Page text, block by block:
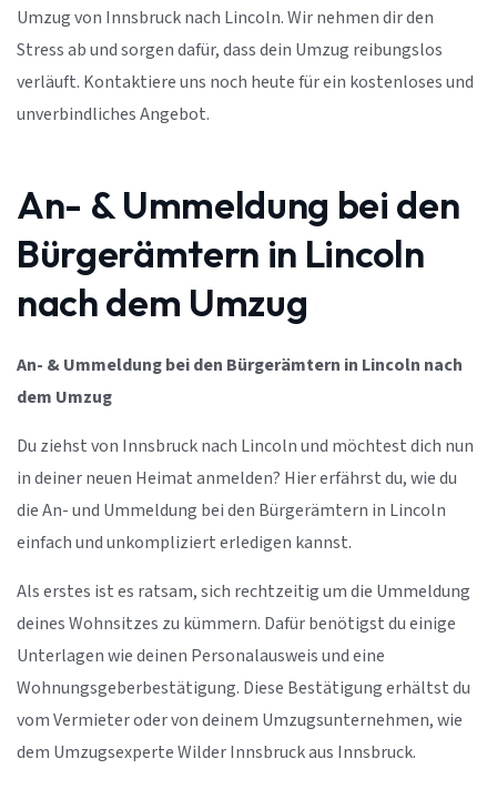
Umzug von Innsbruck nach Lincoln. Wir nehmen dir den
Stress ab und sorgen dafür, dass dein Umzug reibungslos
verläuft. Kontaktiere uns noch heute für ein kostenloses und
unverbindliches Angebot.
An- & Ummeldung bei den
Bürgerämtern in Lincoln
nach dem Umzug
An- & Ummeldung bei den Bürgerämtern in Lincoln nach
dem Umzug
Du ziehst von Innsbruck nach Lincoln und möchtest dich nun
in deiner neuen Heimat anmelden? Hier erfährst du, wie du
die An- und Ummeldung bei den Bürgerämtern in Lincoln
einfach und unkompliziert erledigen kannst.
Als erstes ist es ratsam, sich rechtzeitig um die Ummeldung
deines Wohnsitzes zu kümmern. Dafür benötigst du einige
Unterlagen wie deinen Personalausweis und eine
Wohnungsgeberbestätigung. Diese Bestätigung erhältst du
vom Vermieter oder von deinem Umzugsunternehmen, wie
dem Umzugsexperte Wilder Innsbruck aus Innsbruck.